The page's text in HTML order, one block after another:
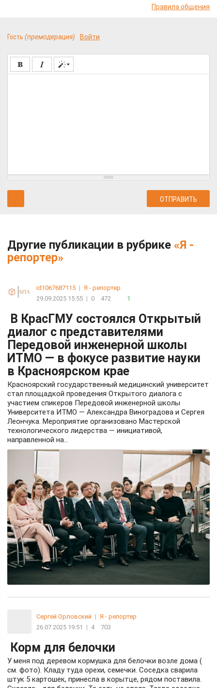
Правила общения
Гость (премодерация) Войти
Другие публикации в рубрике «Я -
репортер»
id1067687115 | Я - репортер
29.09.2025 15:55 | 0 472 1
В КрасГМУ состоялся Открытый
диалог с представителями
Передовой инженерной школы
ИТМО — в фокусе развитие науки
в Красноярском крае
Красноярский государственный медицинский университет
стал площадкой проведения Открытого диалога с
участием спикеров Передовой инженерной школы
Университета ИТМО — Александра Виноградова и Сергея
Леончука. Мероприятие организовано Мастерской
технологического лидерства — инициативой,
направленной на...
Сергей Орловский | Я - репортер
26.07.2025 19:51
| 4 703
Корм для белочки
У меня под деревом кормушка для белочки возле дома (
см. фото). Кладу туда орехи, семечки. Соседка сварила
штук 5 картошек, принесла в корытце, рядом поставила.